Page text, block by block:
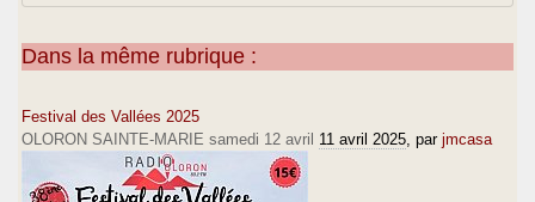
Dans la même rubrique :
Festival des Vallées 2025
OLORON SAINTE-MARIE samedi 12 avril 11 avril 2025 , par jmcasa